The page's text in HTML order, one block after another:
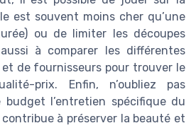
est souvent moins cher qu’une
ou de limiter les découpes
à comparer les différentes
de fournisseurs pour trouver le
prix. Enfin, n’oubliez pas
budget l’entretien spécifique du
à préserver la beauté et